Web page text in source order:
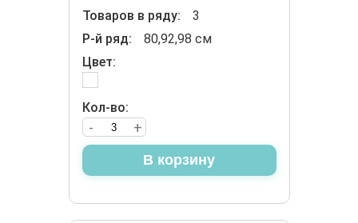
Товаров в ряду:
3
Р-й ряд:
80,92,98 см
Цвет:
Кол-во:
+
-
В корзину